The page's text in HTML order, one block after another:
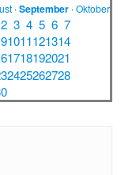
·September·Oktober
2 3 4 5 6 7
91011121314
1718192021
2425262728